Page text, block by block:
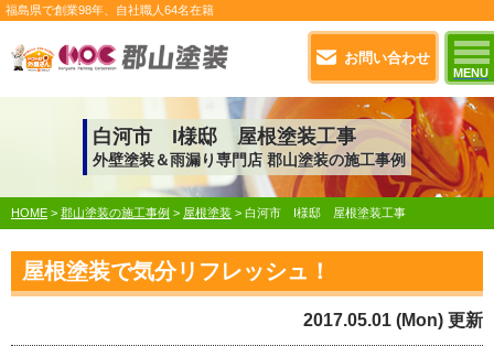
お問い合わせ
MENU
福島県で創業98年 、自社職人 64名在籍
白河市 I様邸 屋根塗装工事
外壁塗装＆雨漏り専門店 郡山塗装の施工事例
HOME > 郡山塗装の施工事例 > 屋根塗装 > 白河市 I様邸 屋根塗装工事
屋根塗装で気分リフレッシュ！
2017.05.01 (Mon) 更新